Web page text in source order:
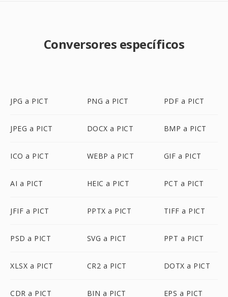
Conversores específicos
JPG a PICT PNG a PICT PDF a PICT
JPEG a PICT DOCX a PICT BMP a PICT
ICO a PICT WEBP a PICT GIF a PICT
AI a PICT HEIC a PICT PCT a PICT
JFIF a PICT PPTX a PICT TIFF a PICT
PSD a PICT SVG a PICT PPT a PICT
XLSX a PICT CR2 a PICT DOTX a PICT
CDR a PICT BIN a PICT EPS a PICT